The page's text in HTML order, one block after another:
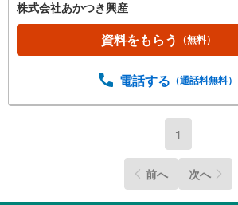
株式会社あかつき興産
資料をもらう （無料）
電話する （通話料無料）
1
前へ 次へ